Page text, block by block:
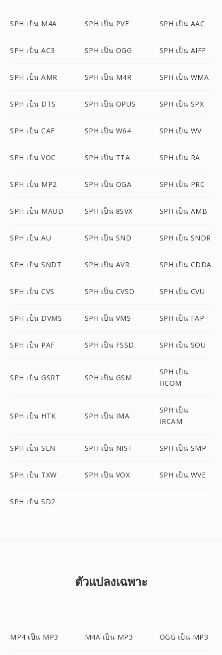
SPH เป็น M4A SPH เป็น PVF SPH เป็น AAC
SPH เป็น AC3 SPH เป็น OGG SPH เป็น AIFF
SPH เป็น AMR SPH เป็น M4R SPH เป็น WMA
SPH เป็น DTS SPH เป็น OPUS SPH เป็น SPX
SPH เป็น CAF SPH เป็น W64 SPH เป็น WV
SPH เป็น VOC SPH เป็น TTA SPH เป็น RA
SPH เป็น MP2 SPH เป็น OGA SPH เป็น PRC
SPH เป็น MAUD SPH เป็น 8SVX SPH เป็น AMB
SPH เป็น AU SPH เป็น SND SPH เป็น SNDR
SPH เป็น SNDT SPH เป็น AVR SPH เป็น CDDA
SPH เป็น CVS SPH เป็น CVSD SPH เป็น CVU
SPH เป็น DVMS SPH เป็น VMS SPH เป็น FAP
SPH เป็น PAF SPH เป็น FSSD SPH เป็น SOU
SPH เป็น GSRT SPH เป็น GSM
SPH เป็น
HCOM
SPH เป็น HTK SPH เป็น IMA
SPH เป็น
IRCAM
SPH เป็น SLN SPH เป็น NIST SPH เป็น SMP
SPH เป็น TXW SPH เป็น VOX SPH เป็น WVE
SPH เป็น SD2
ตัวแปลงเฉพาะ
MP4 เป็น MP3 M4A เป็น MP3 OGG เป็น MP3